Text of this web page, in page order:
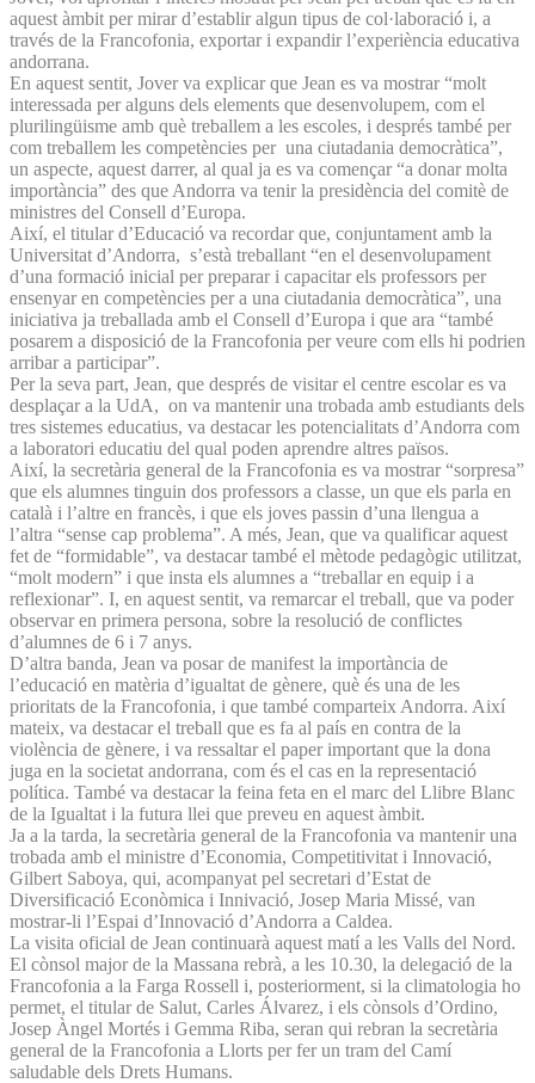
aquest àmbit per mirar d’establir algun tipus de col·laboració i, a
través de la Francofonia, exportar i expandir l’experiència educativa
andorrana.
En aquest sentit, Jover va explicar que Jean es va mostrar “molt
interessada per alguns dels elements que desenvolupem, com el
plurilingüisme amb què treballem a les escoles, i després també per
com treballem les competències per una ciutadania democràtica”,
un aspecte, aquest darrer, al qual ja es va començar “a donar molta
importància” des que Andorra va tenir la presidència del comitè de
ministres del Consell d’Europa.
Així, el titular d’Educació va recordar que, conjuntament amb la
Universitat d’Andorra, s’està treballant “en el desenvolupament
d’una formació inicial per preparar i capacitar els professors per
ensenyar en competències per a una ciutadania democràtica”, una
iniciativa ja treballada amb el Consell d’Europa i que ara “també
posarem a disposició de la Francofonia per veure com ells hi podrien
arribar a participar”.
Per la seva part, Jean, que després de visitar el centre escolar es va
desplaçar a la UdA, on va mantenir una trobada amb estudiants dels
tres sistemes educatius, va destacar les potencialitats d’Andorra com
a laboratori educatiu del qual poden aprendre altres països.
Així, la secretària general de la Francofonia es va mostrar “sorpresa”
que els alumnes tinguin dos professors a classe, un que els parla en
català i l’altre en francès, i que els joves passin d’una llengua a
l’altra “sense cap problema”. A més, Jean, que va qualificar aquest
fet de “formidable”, va destacar també el mètode pedagògic utilitzat,
“molt modern” i que insta els alumnes a “treballar en equip i a
reflexionar”. I, en aquest sentit, va remarcar el treball, que va poder
observar en primera persona, sobre la resolució de conflictes
d’alumnes de 6 i 7 anys.
D’altra banda, Jean va posar de manifest la importància de
l’educació en matèria d’igualtat de gènere, què és una de les
prioritats de la Francofonia, i que també comparteix Andorra. Així
mateix, va destacar el treball que es fa al país en contra de la
violència de gènere, i va ressaltar el paper important que la dona
juga en la societat andorrana, com és el cas en la representació
política. També va destacar la feina feta en el marc del Llibre Blanc
de la Igualtat i la futura llei que preveu en aquest àmbit.
Ja a la tarda, la secretària general de la Francofonia va mantenir una
trobada amb el ministre d’Economia, Competitivitat i Innovació,
Gilbert Saboya, qui, acompanyat pel secretari d’Estat de
Diversificació Econòmica i Innivació, Josep Maria Missé, van
mostrar-li l’Espai d’Innovació d’Andorra a Caldea.
La visita oficial de Jean continuarà aquest matí a les Valls del Nord.
El cònsol major de la Massana rebrà, a les 10.30, la delegació de la
Francofonia a la Farga Rossell i, posteriorment, si la climatologia ho
permet, el titular de Salut, Carles Álvarez, i els cònsols d’Ordino,
Josep Àngel Mortés i Gemma Riba, seran qui rebran la secretària
general de la Francofonia a Llorts per fer un tram del Camí
saludable dels Drets Humans.